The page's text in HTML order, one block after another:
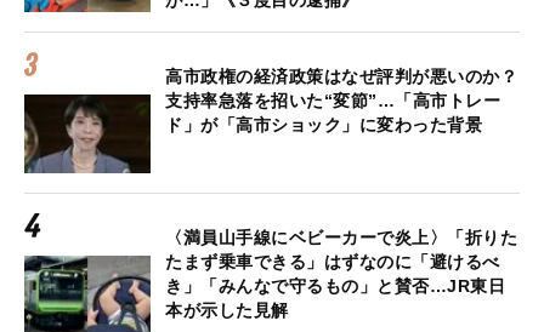
高市政権の経済政策はなぜ評判が悪いのか？
支持率急落を招いた“変節”…「高市トレー
ド」が「高市ショック」に変わった背景
〈満員山手線にベビーカーで炎上〉「折りた
たまず乗車できる」はずなのに「避けるべ
き」「みんなで守るもの」と賛否…JR東日
本が示した見解